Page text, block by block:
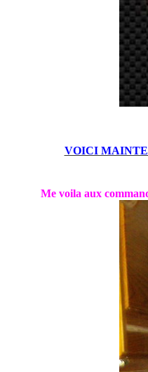
VOICI
Me voila aux